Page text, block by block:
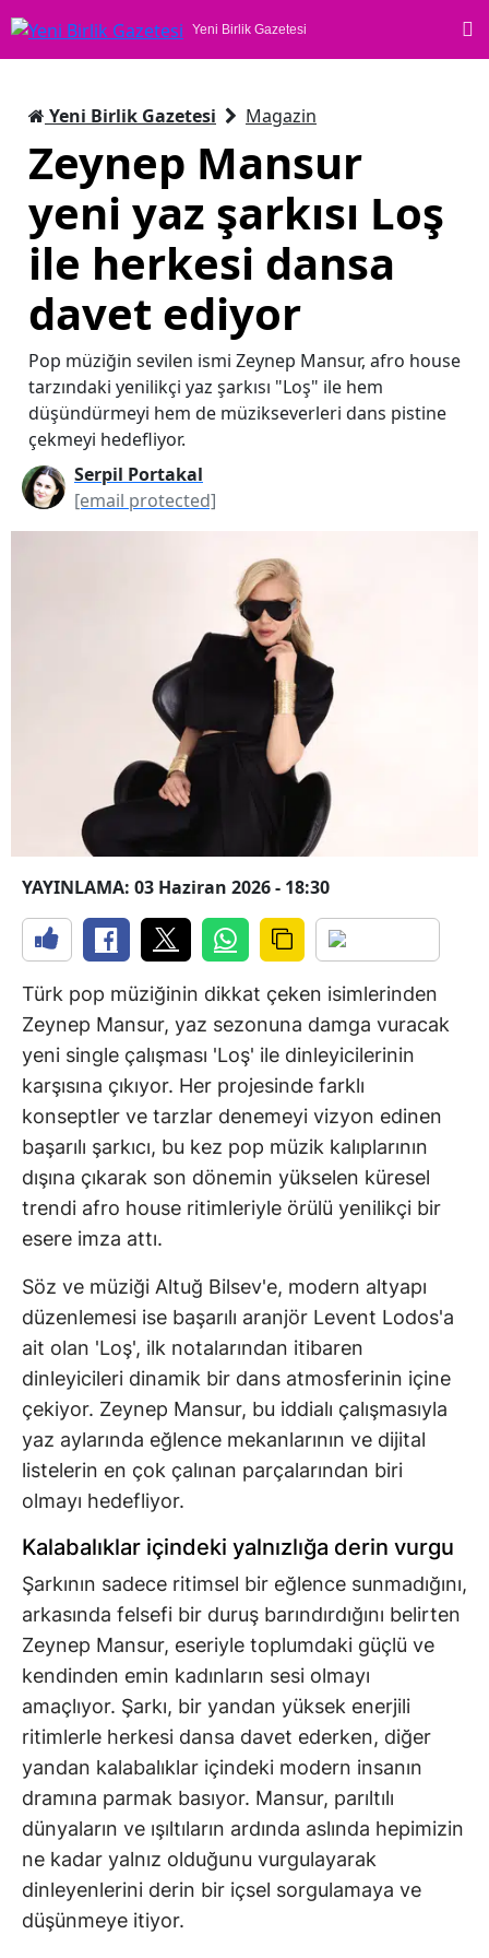
Yeni Birlik Gazetesi
Yeni Birlik Gazetesi Magazin
Zeynep Mansur
yeni yaz şarkısı Loş
ile herkesi dansa
davet ediyor
Pop müziğin sevilen ismi Zeynep Mansur, afro house
tarzındaki yenilikçi yaz şarkısı "Loş" ile hem
düşündürmeyi hem de müzikseverleri dans pistine
çekmeyi hedefliyor.
Serpil Portakal
[email protected]
YAYINLAMA: 03 Haziran 2026 - 18:30
Türk pop müziğinin dikkat çeken isimlerinden
Zeynep Mansur, yaz sezonuna damga vuracak
yeni single çalışması 'Loş' ile dinleyicilerinin
karşısına çıkıyor. Her projesinde farklı
konseptler ve tarzlar denemeyi vizyon edinen
başarılı şarkıcı, bu kez pop müzik kalıplarının
dışına çıkarak son dönemin yükselen küresel
trendi afro house ritimleriyle örülü yenilikçi bir
esere imza attı.
Söz ve müziği Altuğ Bilsev'e, modern altyapı
düzenlemesi ise başarılı aranjör Levent Lodos'a
ait olan 'Loş', ilk notalarından itibaren
dinleyicileri dinamik bir dans atmosferinin içine
çekiyor. Zeynep Mansur, bu iddialı çalışmasıyla
yaz aylarında eğlence mekanlarının ve dijital
listelerin en çok çalınan parçalarından biri
olmayı hedefliyor.
Kalabalıklar içindeki yalnızlığa derin vurgu
Şarkının sadece ritimsel bir eğlence sunmadığını,
arkasında felsefi bir duruş barındırdığını belirten
Zeynep Mansur, eseriyle toplumdaki güçlü ve
kendinden emin kadınların sesi olmayı
amaçlıyor. Şarkı, bir yandan yüksek enerjili
ritimlerle herkesi dansa davet ederken, diğer
yandan kalabalıklar içindeki modern insanın
dramına parmak basıyor. Mansur, parıltılı
dünyaların ve ışıltıların ardında aslında hepimizin
ne kadar yalnız olduğunu vurgulayarak
dinleyenlerini derin bir içsel sorgulamaya ve
düşünmeye itiyor.